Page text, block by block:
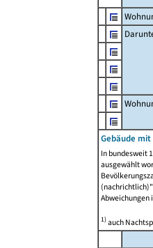
Gebäude
In bundesweit
ausgewählt
Abweichungen
1)auch